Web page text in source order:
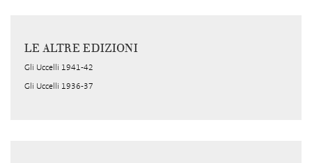
LE ALTRE EDIZIONI
Gli Uccelli 1941-42
Gli Uccelli 1936-37